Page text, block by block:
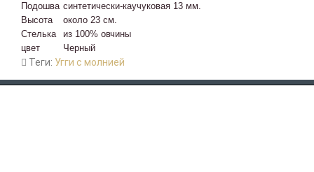
Подошва синтетически-каучуковая 13 мм.
Высота
около 23 см.
Стелька
из 100% овчины
цвет
Черный
Теги: Угги с молнией